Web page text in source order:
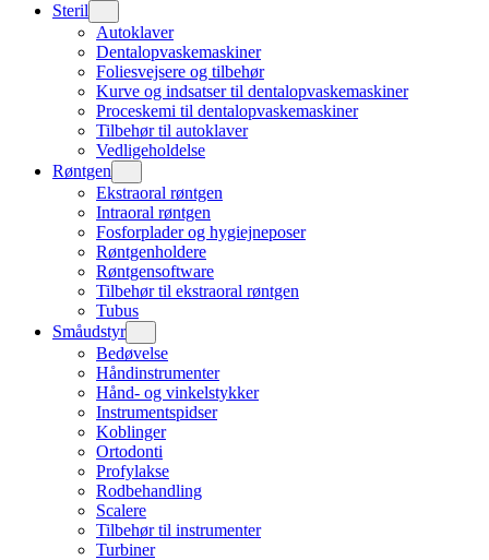
Steril
Autoklaver
Dentalopvaskemaskiner
Foliesvejsere og tilbehør
Kurve og indsatser til dentalopvaskemaskiner
Proceskemi til dentalopvaskemaskiner
Tilbehør til autoklaver
Vedligeholdelse
Røntgen
Ekstraoral røntgen
Intraoral røntgen
Fosforplader og hygiejneposer
Røntgenholdere
Røntgensoftware
Tilbehør til ekstraoral røntgen
Tubus
Småudstyr
Bedøvelse
Håndinstrumenter
Hånd- og vinkelstykker
Instrumentspidser
Koblinger
Ortodonti
Profylakse
Rodbehandling
Scalere
Tilbehør til instrumenter
Turbiner